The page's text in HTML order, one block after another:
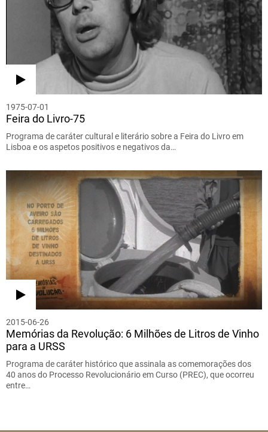
1975-07-01
Feira do Livro-75
Programa de caráter cultural e literário sobre a Feira do Livro em
Lisboa e os aspetos positivos e negativos da…
2015-06-26
Memórias da Revolução: 6 Milhões de Litros de Vinho
para a URSS
Programa de caráter histórico que assinala as comemorações dos
40 anos do Processo Revolucionário em Curso (PREC), que ocorreu
entre…